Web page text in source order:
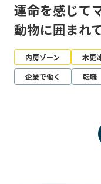
運命を感じて
動物に囲まれ
内房ゾーン 木更
企業で働く
転職